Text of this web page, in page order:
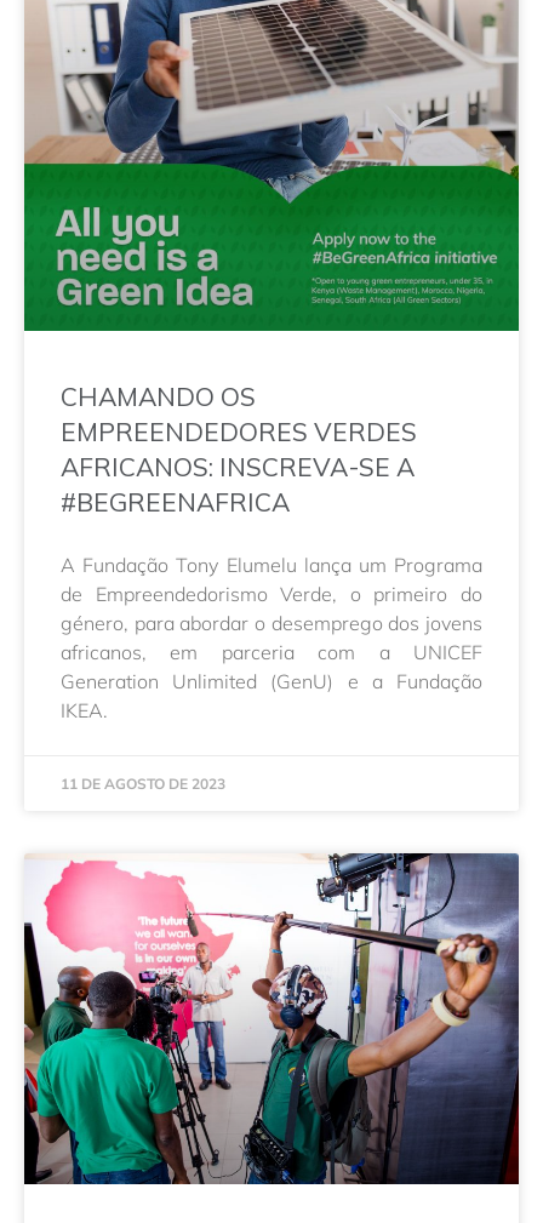
CHAMANDO OS
EMPREENDEDORES VERDES
AFRICANOS: INSCREVA-SE A
#BEGREENAFRICA
A Fundação Tony Elumelu lança um Programa
de Empreendedorismo Verde, o primeiro do
género, para abordar o desemprego dos jovens
africanos, em parceria com a UNICEF
Generation Unlimited (GenU) e a Fundação
IKEA.
11 DE AGOSTO DE 2023